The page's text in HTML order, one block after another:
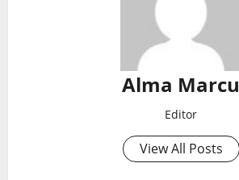
Alma Marcu
Editor
View All Posts